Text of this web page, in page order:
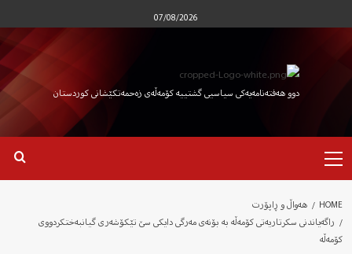
to
content
07/08/2026
دوو هەفتەنامەیەکی سیاسیی گشتییە کۆمەڵەی زەحمەتکێشانی کوردستان
Menu
HOME
هەواڵ و ڕاپۆرت
راگەیاندنی سکرتاریەتی کۆمەڵە بە بۆنەی مەرگی دایکی سێ تێكۆشەری گیانبەختكردووی
كۆمەڵە